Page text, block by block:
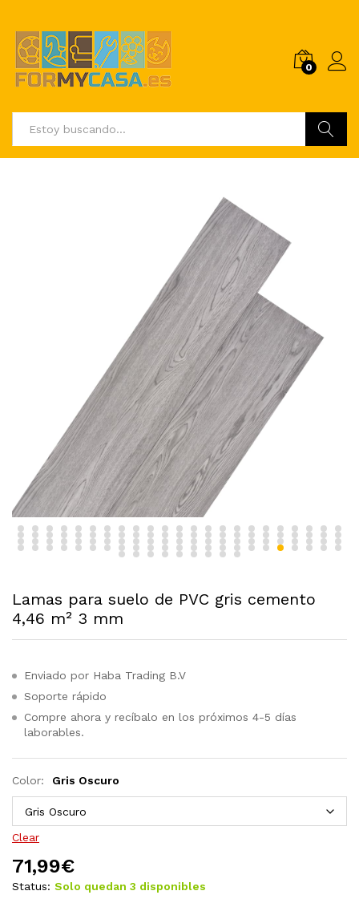
0
Lamas para suelo de PVC gris cemento
4,46 m² 3 mm
Enviado por Haba Trading B.V
Soporte rápido
Compre ahora y recíbalo en los próximos 4-5 días
laborables.
Color: Gris Oscuro
Clear
71,99€
Status: Solo quedan 3 disponibles